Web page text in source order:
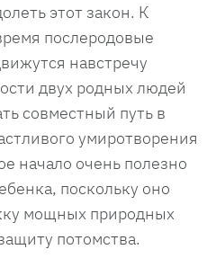
этот закон. К
послеродовые
навстречу
двух родных людей
совместный путь в
умиротворения
начало очень полезно
поскольку оно
мощных природных
потомства.